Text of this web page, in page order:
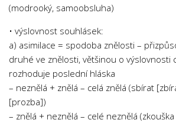
(modrooký, samoobsluha)
• výslovnost souhlásek:
a) asimilace = spodoba znělosti –
druhé ve znělosti, většinou o výslovnosti
rozhoduje poslední hláska
– neznělá + znělá – celá znělá (sbírat
[prozba])
– znělá + neznělá – celé neznělá